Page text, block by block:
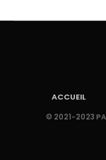
ACCUEIL
© 2021-2023